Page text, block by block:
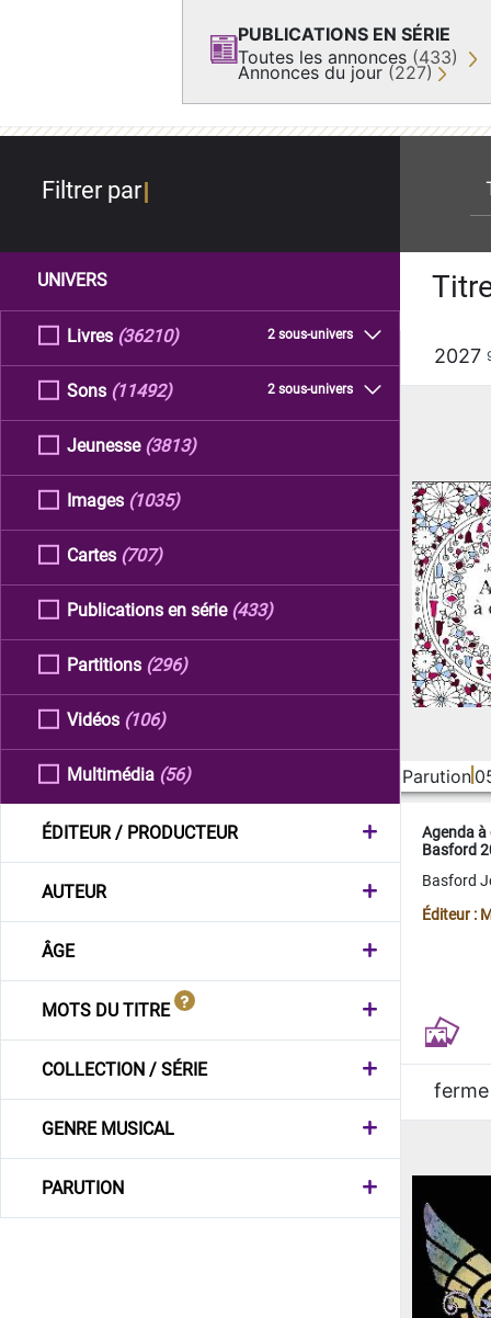
PUBLICATIONS EN SÉRIE
Toutes les annonces (433)
Annonces du jour (227)
Filtrer par
UNIVERS
Livres 2 sous-univers
(36210)
Sons 2 sous-univers
(11492)
Jeunesse (3813)
Images (1035)
Cartes (707)
Publications en série (433)
Partitions (296)
Vidéos (106)
Multimédia (56)
ÉDITEUR / PRODUCTEUR
AUTEUR
ÂGE
MOTS DU TITRE
COLLECTION / SÉRIE
GENRE MUSICAL
PARUTION
2027
Parution
Agenda
Basford
Basford
Éditeur :
ferme